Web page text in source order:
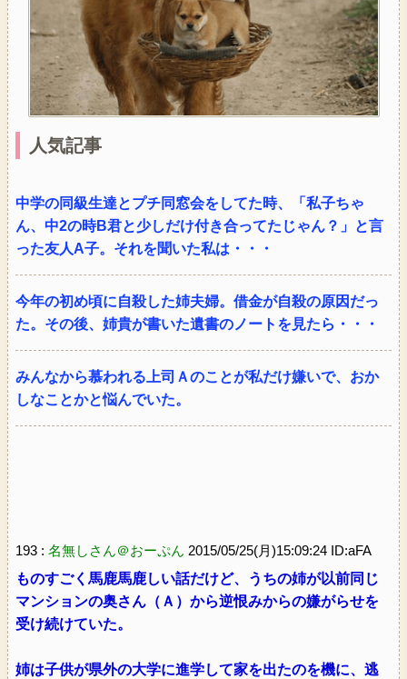
人気記事
中学の同級生達とプチ同窓会をしてた時、「私子ちゃ
ん、中2の時B君と少しだけ付き合ってたじゃん？」と言
った友人A子。それを聞いた私は・・・
今年の初め頃に自殺した姉夫婦。借金が自殺の原因だっ
た。その後、姉貴が書いた遺書のノートを見たら・・・
みんなから慕われる上司Ａのことが私だけ嫌いで、おか
しなことかと悩んでいた。
193 : 名無しさん＠おーぷん 2015/05/25(月)15:09:24 ID:aFA
ものすごく馬鹿馬鹿しい話だけど、うちの姉が以前同じ
マンションの奥さん（Ａ）から逆恨みからの嫌がらせを
受け続けていた。
姉は子供が県外の大学に進学して家を出たのを機に、逃